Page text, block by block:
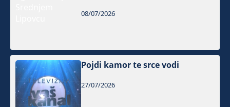
08/07/2026
Pojdi kamor te srce vodi
27/07/2026